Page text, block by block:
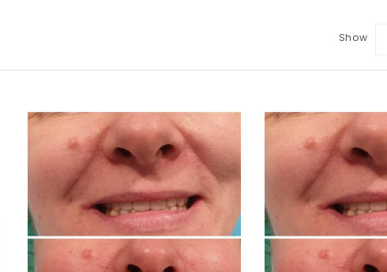
Show